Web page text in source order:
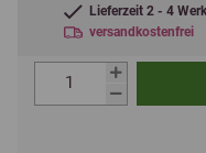
Lieferzeit 2 - 4
versandkostenfrei